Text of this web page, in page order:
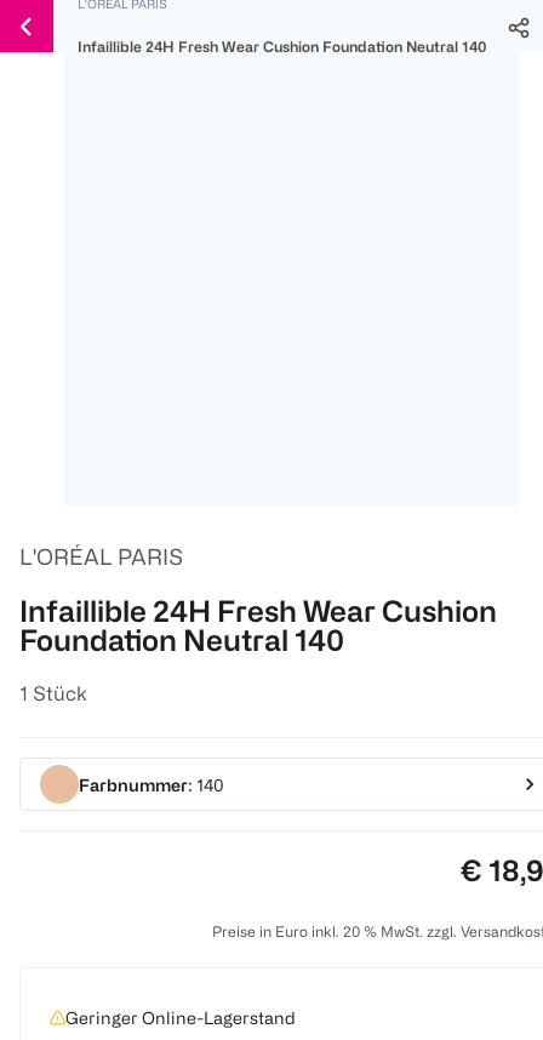
150 Ös
300 Ös
500 Ös
Weiter
zum
L'ORÉAL PARIS
Infaillible 24H Fresh Wear Cushion Foundation Neutral 140
L'ORÉAL PARIS
Infaillible 24H Fresh Wear Cushion
Foundation Neutral 140
1 Stück
Farbnummer: 140
Preis:
€
Preise in Euro inkl. 20 % MwSt. zzgl.
Geringer Online-Lagerstand